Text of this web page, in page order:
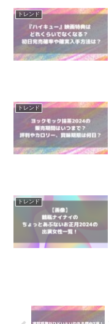
トレンド
トレンド
トレンド